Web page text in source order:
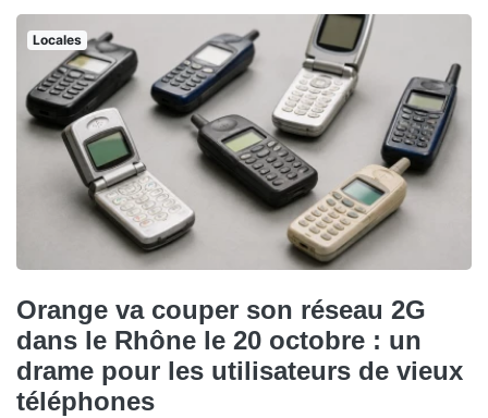
Locales
Orange va couper son réseau 2G
dans le Rhône le 20 octobre : un
drame pour les utilisateurs de vieux
téléphones